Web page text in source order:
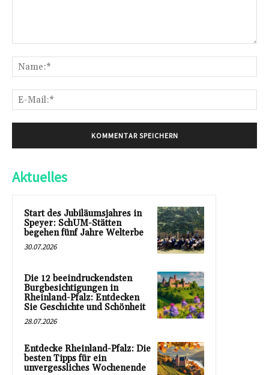
Aktuelles
Start des Jubiläumsjahres in
Speyer: SchUM-Stätten
begehen fünf Jahre Welterbe
30.07.2026
Die 12 beeindruckendsten
Burgbesichtigungen in
Rheinland-Pfalz: Entdecken
Sie Geschichte und Schönheit
28.07.2026
Entdecke Rheinland-Pfalz: Die
besten Tipps für ein
unvergessliches Wochenende